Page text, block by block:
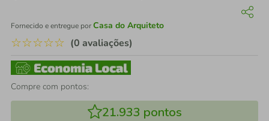
Fornecido e entregue porCasa do Arquiteto
☆☆☆☆☆ (0 avaliações)
Compre com pontos:
21.933 pontos